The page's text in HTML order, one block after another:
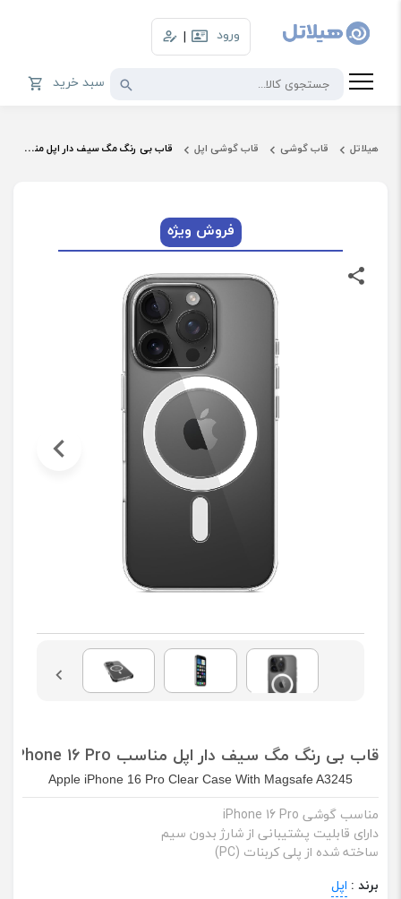
ورود |
سبد خرید
هیلاتل قاب گوشی قاب گوشی اپل قاب بی رنگ مگ سیف دار اپل مناسب iPhone 16 Pro
فروش ویژه
قاب بی رنگ مگ سیف دار اپل مناسب iPhone 16 Pro
Apple iPhone 16 Pro Clear Case With Magsafe A3245
مناسب گوشی iPhone 16 Pro
دارای قابلیت پشتیبانی از شارژ بدون سیم
ساخته شده از پلی کربنات (PC)
برند : اپل